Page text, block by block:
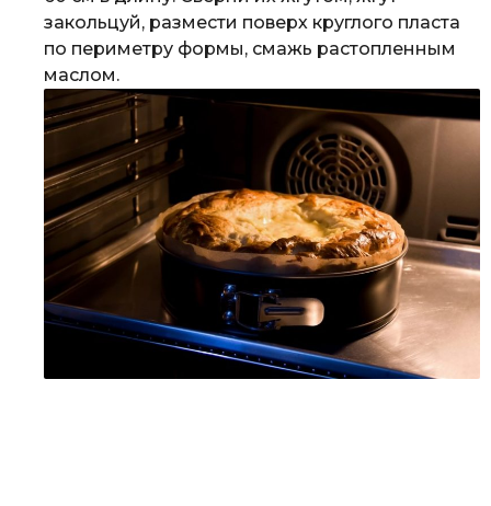
закольцуй, размести поверх круглого пласта
по периметру формы, смажь растопленным
маслом.